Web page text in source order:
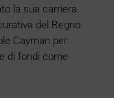
la sua carriera
del Regno
Cayman per
di fondi come